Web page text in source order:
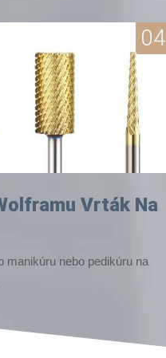
04
Vrták Na
manikúru nebo pedikúru na